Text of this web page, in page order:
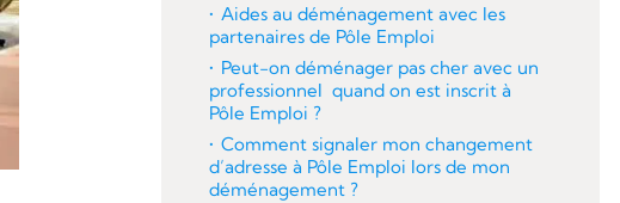
Aides au déménagement avec les
partenaires de Pôle Emploi
Peut-on déménager pas cher avec un
professionnel quand on est inscrit à
Pôle Emploi ?
Comment signaler mon changement
d’adresse à Pôle Emploi lors de mon
déménagement ?